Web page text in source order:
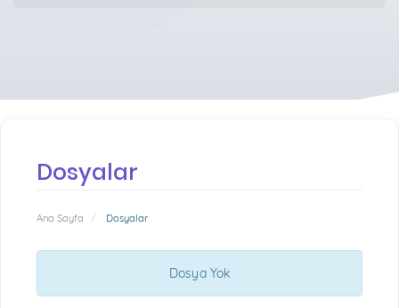
Dosyalar
Ana Sayfa Dosyalar
Dosya Yok